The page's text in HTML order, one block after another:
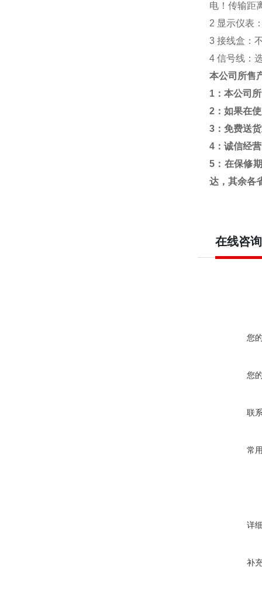
电！传输距
2 显示仪表
3 接线盒：
4 信号线：
本公司所售
1 ：本公司
2 ：如果在
3 ：免费送
4 ：诚信经
5 ：在保修
达，其余各
在线咨询
您
您
联
常
详
补